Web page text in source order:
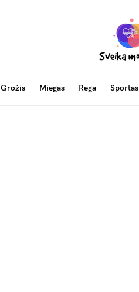
Grožis Miegas Rega Sportas